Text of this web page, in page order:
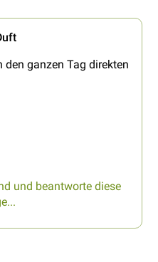
den ganzen Tag direkten
und beantworte diese